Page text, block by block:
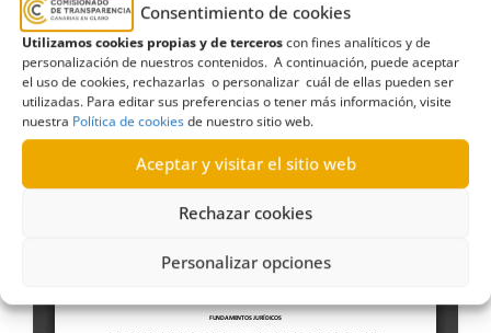
Consentimiento de cookies
Utilizamos cookies propias y de terceroscon fines analíticos y de
personalización de nuestros contenidos. A continuación, puede aceptar
el uso de cookies, rechazarlas o personalizar cuál de ellas pueden ser
utilizadas. Para editar sus preferencias o tener más información, visite
nuestra Política de cookiesde nuestro sitio web.
Aceptar y visitar el sitio web
Rechazar cookies
Personalizar opciones